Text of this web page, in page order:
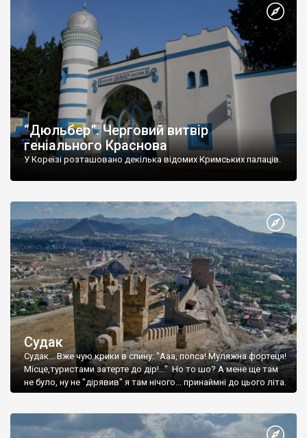
“Дюльбер”. Черговий витвір
геніального Краснова
У Кореїзі розташовано декілька відомих Кримських палаців.
Судак
Судак... Вже чую крики в спину: "Ааа, попса! Муляжна фортеця!
Місце,туристами затерте до дір!..." Но то шо? А мене ще там
не було, ну не "дірявив" я там нічого... принаймні до цього літа.